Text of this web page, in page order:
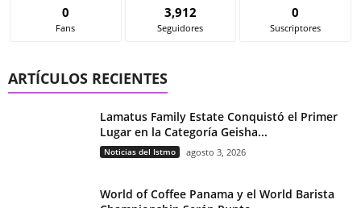
0
Fans
3,912
Seguidores
0
Suscriptores
ARTÍCULOS RECIENTES
Lamatus Family Estate Conquistó el Primer
Lugar en la Categoría Geisha...
Noticias del Istmo agosto 3, 2026
World of Coffee Panama y el World Barista